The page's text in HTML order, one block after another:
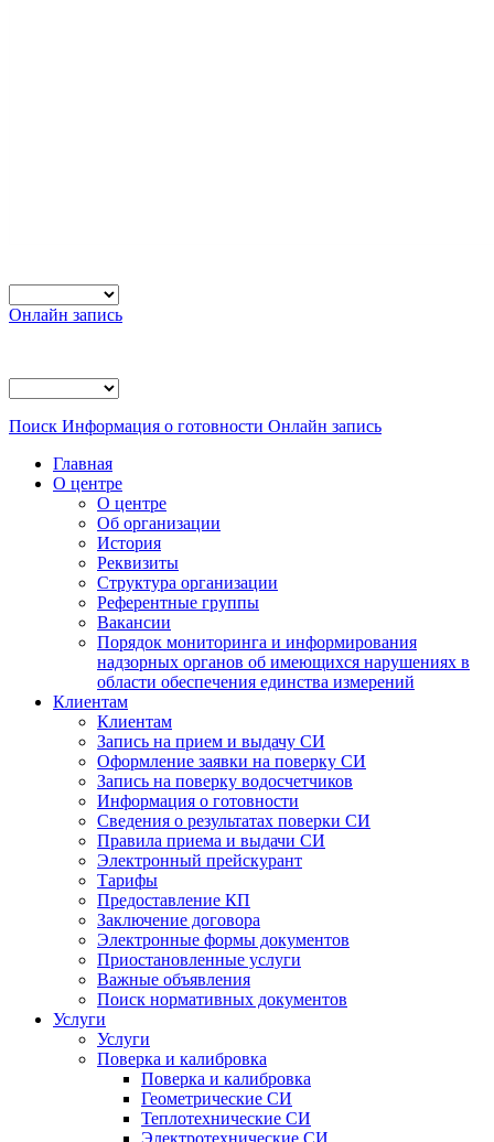
Онлайн запись
Поиск Информация о готовности Онлайн запись
Главная
О центре
О центре
Об организации
История
Реквизиты
Структура организации
Референтные группы
Вакансии
Порядок мониторинга и информирования
надзорных органов об имеющихся нарушениях в
области обеспечения единства измерений
Клиентам
Клиентам
Запись на прием и выдачу СИ
Оформление заявки на поверку СИ
Запись на поверку водосчетчиков
Информация о готовности
Сведения о результатах поверки СИ
Правила приема и выдачи СИ
Электронный прейскурант
Тарифы
Предоставление КП
Заключение договора
Электронные формы документов
Приостановленные услуги
Важные объявления
Поиск нормативных документов
Услуги
Услуги
Поверка и калибровка
Поверка и калибровка
Геометрические СИ
Теплотехнические СИ
Электротехнические СИ